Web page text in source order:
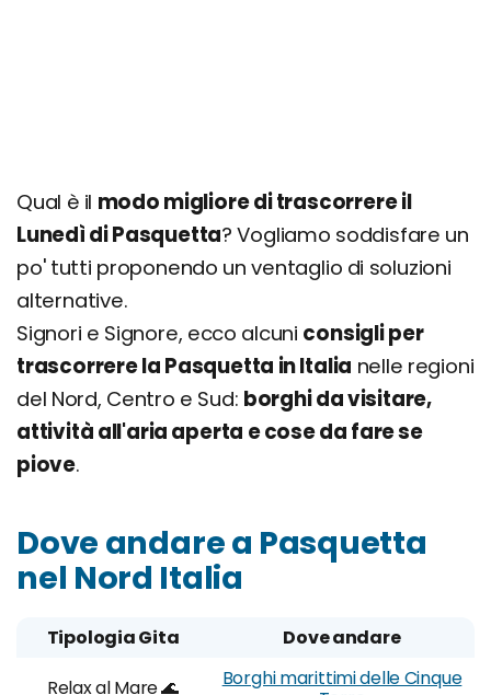
Qual è il modo migliore di trascorrere il
Lunedì di Pasquetta? Vogliamo soddisfare un
po' tutti proponendo un ventaglio di soluzioni
alternative.
Signori e Signore, ecco alcuni consigli per
trascorrere la Pasquetta in Italia nelle regioni
del Nord, Centro e Sud: borghi da visitare,
attività all'aria aperta e cose da fare se
piove.
Dove andare a Pasquetta
nel Nord Italia
Tipologia Gita
Dove andare
Relax al Mare 🌊
Borghi marittimi delle Cinque